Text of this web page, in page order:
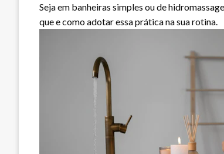
Seja em banheiras simples ou de
que e como adotar essa prática na sua rotina.